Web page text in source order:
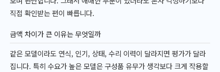
직접 확인받는 편이 빠릅니다.
금액 차이가 큰 이유는 무엇일까
같은 모델이라도 연식, 인기, 상태, 수리 이력이 달라지면 평가가 달라
집니다. 특히 수요가 높은 모델은 구성품 유무가 생각보다 크게 작용할